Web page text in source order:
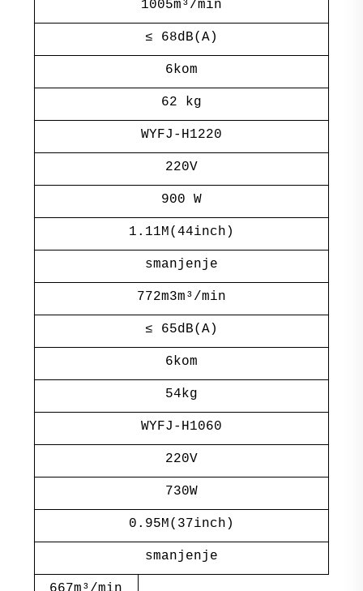
1005m³/min
≤ 68dB(A)
6kom
62 kg
WYFJ-H1220
220V
900 W
1.11M(44inch)
smanjenje
772m3m³/min
≤ 65dB(A)
6kom
54kg
WYFJ-H1060
220V
730W
0.95M(37inch)
smanjenje